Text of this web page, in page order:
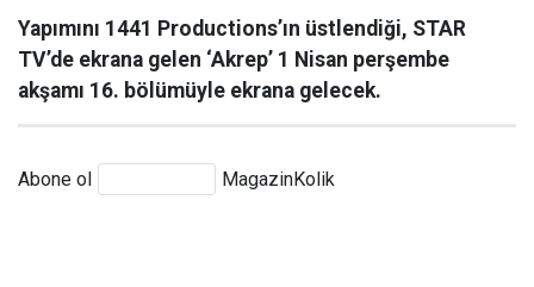
Yapımını 1441 Productions’ın üstlendiği, STAR
TV’de ekrana gelen ‘Akrep’ 1 Nisan perşembe
akşamı 16. bölümüyle ekrana gelecek.
Abone ol MagazinKolik